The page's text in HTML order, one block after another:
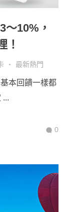
10%，
！
最新熱門
本回饋一樣都
...
0